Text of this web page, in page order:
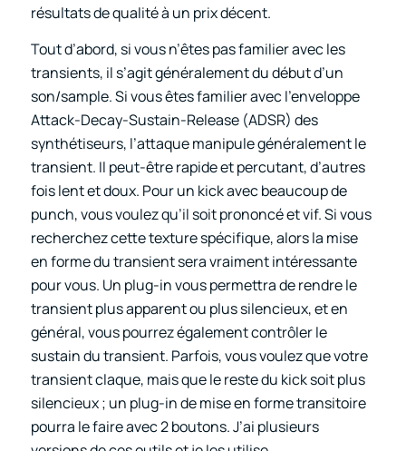
résultats de qualité à un prix décent.
Tout d’abord, si vous n’êtes pas familier avec les
transients, il s’agit généralement du début d’un
son/sample. Si vous êtes familier avec l’enveloppe
Attack-Decay-Sustain-Release (ADSR) des
synthétiseurs, l’attaque manipule généralement le
transient. Il peut-être rapide et percutant, d’autres
fois lent et doux. Pour un kick avec beaucoup de
punch, vous voulez qu’il soit prononcé et vif. Si vous
recherchez cette texture spécifique, alors la mise
en forme du transient sera vraiment intéressante
pour vous. Un plug-in vous permettra de rendre le
transient plus apparent ou plus silencieux, et en
général, vous pourrez également contrôler le
sustain du transient. Parfois, vous voulez que votre
transient claque, mais que le reste du kick soit plus
silencieux ; un plug-in de mise en forme transitoire
pourra le faire avec 2 boutons. J’ai plusieurs